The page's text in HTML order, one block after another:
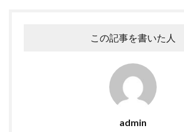
この記事を書いた人
admin